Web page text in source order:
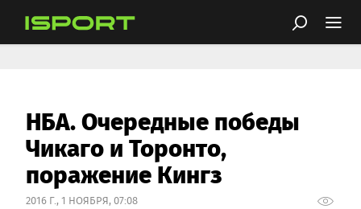
НБА. Очередные победы
Чикаго и Торонто,
поражение Кингз
2016 Г., 1 НОЯБРЯ, 07:08